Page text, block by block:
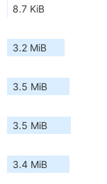
8.7 KiB
3.2 MiB
3.5 MiB
3.5 MiB
3.4 MiB